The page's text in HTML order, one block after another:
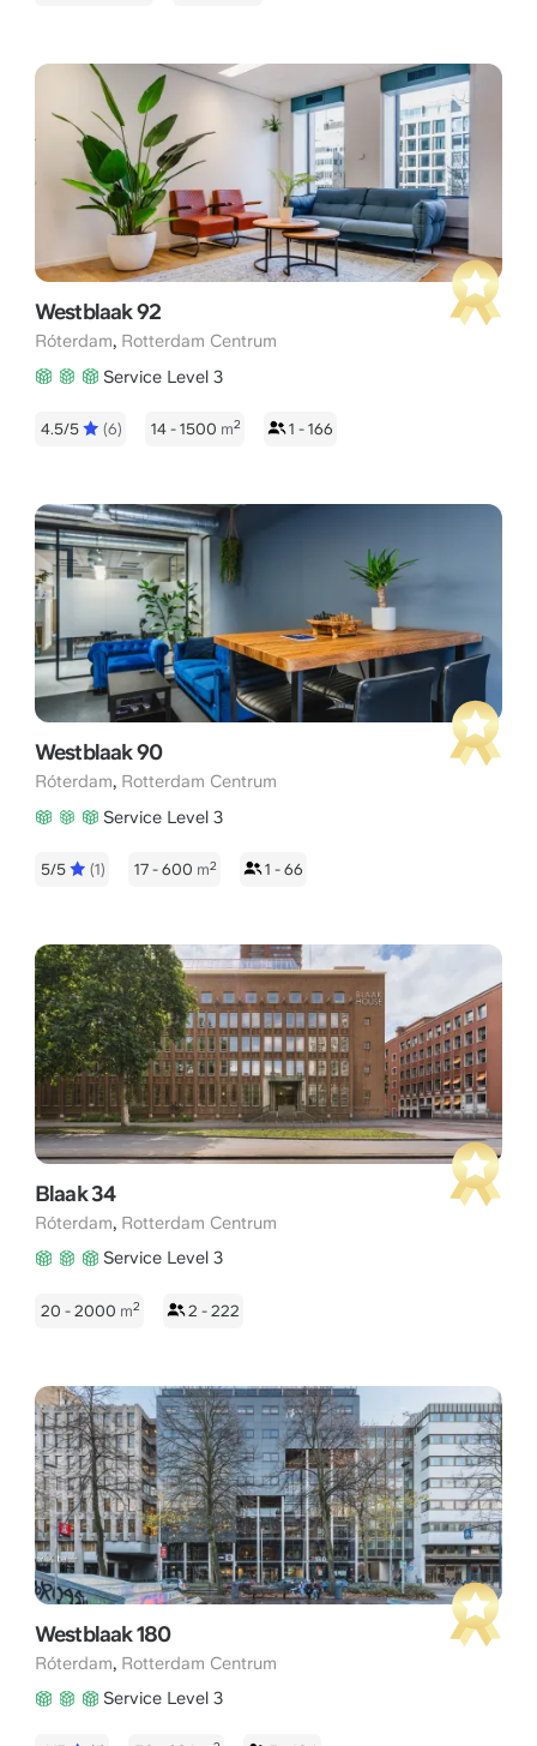
Westblaak 92
Róterdam, Rotterdam Centrum
Service Level 3
4.5/5 (6) 14 - 1500 m2 1 - 166
Westblaak 90
Róterdam, Rotterdam Centrum
Service Level 3
5/5 (1) 17 - 600 m2 1 - 66
Blaak 34
Róterdam, Rotterdam Centrum
Service Level 3
20 - 2000 m2 2 - 222
Westblaak 180
Róterdam, Rotterdam Centrum
Service Level 3